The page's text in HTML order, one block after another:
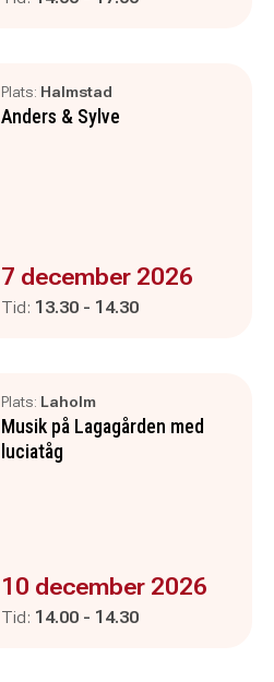
Plats: Halmstad
Anders & Sylve
Evenemanget är :
7 december 2026
Tid: Pågår mellan
13.30 - och
14.30
Plats: Laholm
Musik på Lagagården med
luciatåg
Evenemanget är :
10 december 2026
Tid: Pågår mellan
14.00 - och
14.30